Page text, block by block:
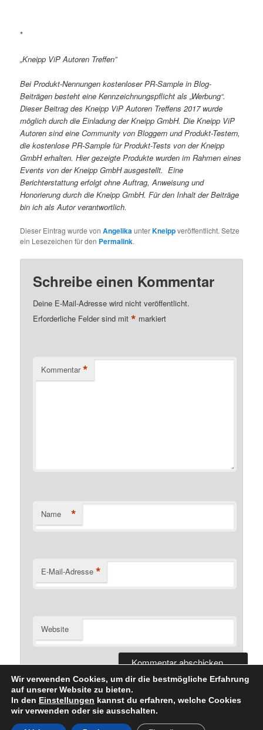
*
„Kneipp ViP Autoren Treffen”
Bei Produkt-Nennungen kostenloser PR-Sample in Blog-
Beiträgen besteht eine Kennzeichnungspflicht als „Werbung“.
Dieser Beitrag des Kneipp ViP Autoren Treffens 2017 wurde
möglich durch die Einladung der Kneipp GmbH. Die Kneipp ViP
Autoren sind eine Community von Bloggern und Produkt-Testern,
die kostenlose PR-Sample für Produkt-Tests von der Kneipp
GmbH erhalten. Hier gezeigte Produkte wurden im Rahmen eines
Events von der Kneipp GmbH ausgestellt. Eine
Berichterstattung erfolgt ohne Auftrag, Anweisung und
Honorierung durch die Kneipp GmbH. Für den Inhalt der Beiträge
bin ich als Autor verantwortlich.
Dieser Eintrag wurde vonAngelikaunterKneippveröffentlicht. Setze
ein Lesezeichen für den Permalink.
Schreibe einen Kommentar
Deine E-Mail-Adresse wird nicht veröffentlicht.
Erforderliche Felder sind mit* markiert
Kommentar *
Name *
E-Mail-Adresse *
Website
Datenschutzerklärung Stolz präsentiert von WordPress
Wir verwenden Cookies, um dir die bestmögliche Erfahrung
auf unserer Website zu bieten.
In den Einstellungen kannst du erfahren, welche Cookies
wir verwenden oder sie ausschalten.